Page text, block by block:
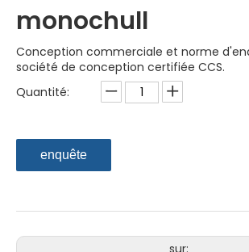
monochull
Conception commerciale et norme
société de conception certifiée CCS.
Quantité:
enquête
sur: